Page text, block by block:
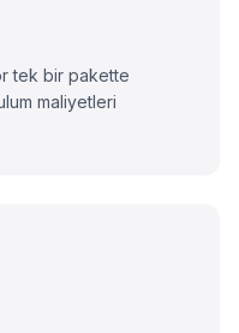
tek bir pakette
maliyetleri